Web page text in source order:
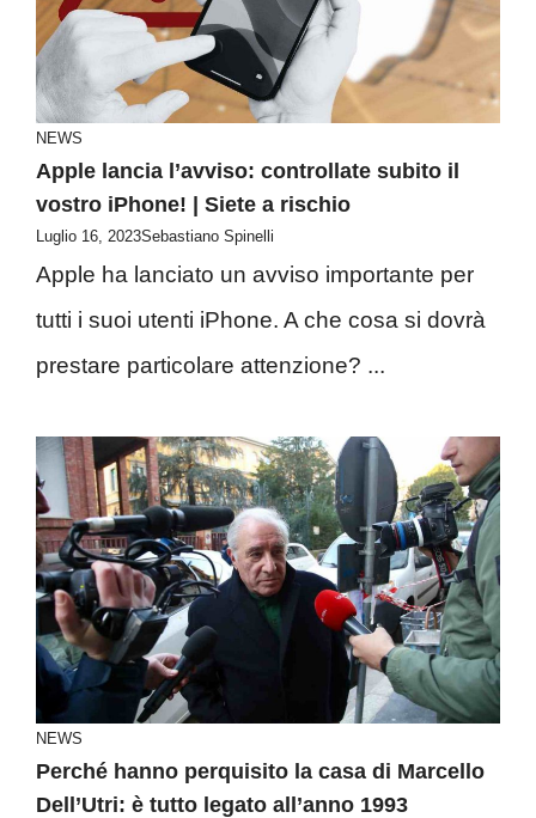
NEWS
Apple lancia l’avviso: controllate subito il
vostro iPhone! | Siete a rischio
Luglio 16, 2023Sebastiano Spinelli
Apple ha lanciato un avviso importante per
tutti i suoi utenti iPhone. A che cosa si dovrà
prestare particolare attenzione? ...
NEWS
Perché hanno perquisito la casa di Marcello
Dell’Utri: è tutto legato all’anno 1993